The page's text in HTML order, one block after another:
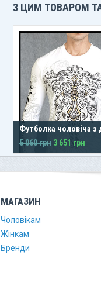
З ЦИМ ТОВАРОМ
Футболка чоловіча з
Rebel Spirit
5 060 грн 3 651 грн
МАГАЗИН
Чоловікам
Жінкам
Бренди